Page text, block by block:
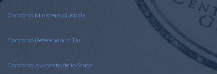
Concorso Ministero giustizia
Concorso Referendario Tar
Concorso Avvocato dello Stato